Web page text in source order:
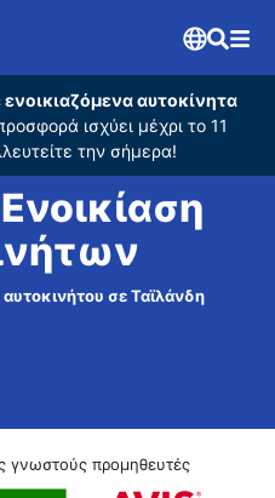
αυτοκίνητα
ισχύει μέχρι το 11
την σήμερα!
σε Ταϊλάνδη
γνωστούς προμηθευτές